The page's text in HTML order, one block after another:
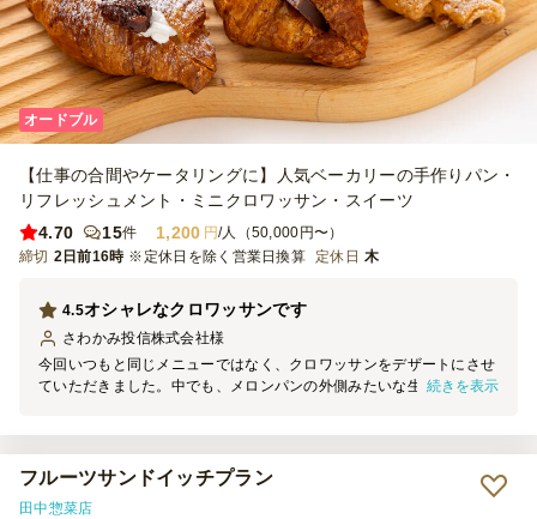
オードブル
【仕事の合間やケータリングに】人気ベーカリーの手作りパン・
リフレッシュメント・ミニクロワッサン・スイーツ
4.70
15件 1,200 円/人（50,000円〜）
締切 2日前16時 ※定休日を除く営業日換算 定休日 木
オシャレなクロワッサンです
4.5
さわかみ投信株式会社様
今回いつもと同じメニューではなく、クロワッサンをデザートにさせ
ていただきました。中でも、メロンパンの外側みたいな生地のクロワ
続きを表示
フルーツサンドイッチプラン
田中惣菜店